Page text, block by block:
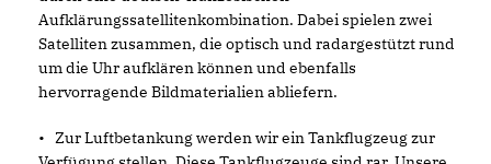
Aufklärungssatellitenkombination. Dabei spielen zwei
Satelliten zusammen, die optisch und radargestützt rund
um die Uhr aufklären können und ebenfalls
hervorragende Bildmaterialien abliefern.
• Zur Luftbetankung werden wir ein Tankflugzeug zur